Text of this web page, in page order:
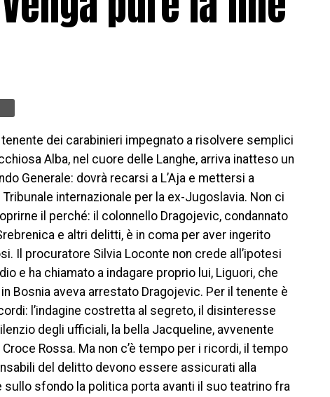
dei carabinieri impegnato a risolvere semplici
Alba, nel cuore delle Langhe, arriva inatteso un
Generale: dovrà recarsi a L’Aja e mettersi a
internazionale per la ex-Jugoslavia. Non ci
il perché: il colonnello Dragojevic, condannato
e altri delitti, è in coma per aver ingerito
Il procuratore Silvia Loconte non crede all’ipotesi
e ha chiamato a indagare proprio lui, Liguori, che
Bosnia aveva arrestato Dragojevic. Per il tenente è
l’indagine costretta al segreto, il disinteresse
degli ufficiali, la bella Jacqueline, avvenente
Rossa. Ma non c’è tempo per i ricordi, il tempo
del delitto devono essere assicurati alla
sullo sfondo la politica porta avanti il suo teatrino fra